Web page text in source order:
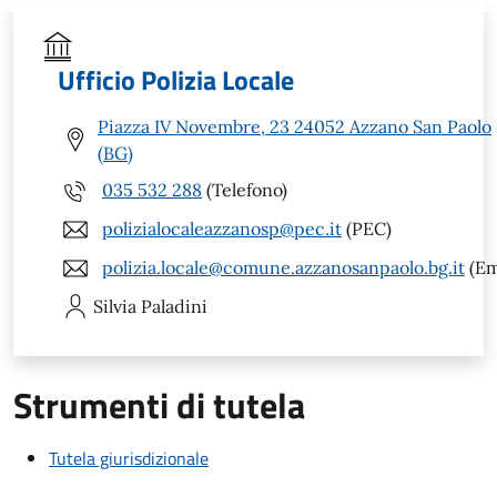
Ufficio Polizia Locale
Piazza IV Novembre, 23 24052 Azzano San Paolo
(BG)
035 532 288 (Telefono)
polizialocaleazzanosp@pec.it (PEC)
polizia.locale@comune.azzanosanpaolo.bg.it
Silvia Paladini
Strumenti di tutela
Tutela giurisdizionale